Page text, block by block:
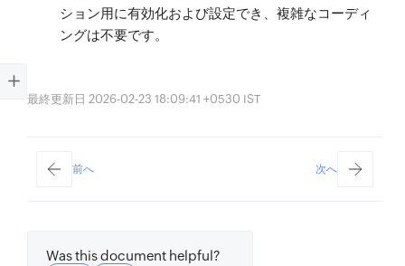
ション用に有効化および設定でき、複雑なコーディ
ングは不要です。
最終更新日 2026-02-23 18:09:41 +0530 IST
前へ 次へ
Was this document helpful?